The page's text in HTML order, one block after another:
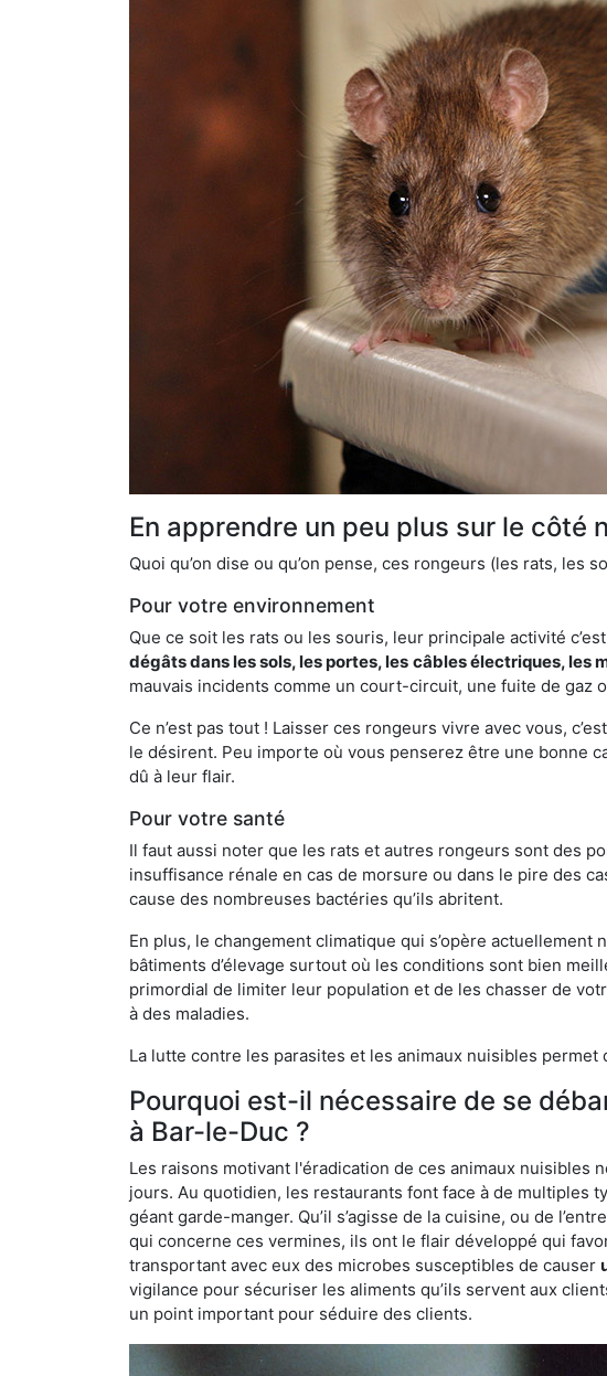
En apprendre un peu plus sur le côté
Quoi qu’on dise ou qu’on pense, ces rongeurs (les rats,
Pour votre environnement
Que ce soit les rats ou les souris, leur principale activité
dégâts dans les sols, les portes, les câbles électriques, les
mauvais incidents comme un court-circuit, une fuite de gaz
Ce n’est pas tout ! Laisser ces rongeurs vivre avec vous,
le désirent. Peu importe où vous penserez être une bonne
dû à leur flair.
Pour votre santé
Il faut aussi noter que les rats et autres rongeurs sont des
insuffisance rénale en cas de morsure ou dans le pire des
cause des nombreuses bactéries qu’ils abritent.
En plus, le changement climatique qui s’opère
bâtiments d’élevage surtout où les conditions sont bien
primordial de limiter leur population et de les chasser de
à des maladies.
La lutte contre les parasites et les animaux nuisibles
Pourquoi est-il nécessaire de se
à Bar-le-Duc ?
Les raisons motivant l'éradication de ces animaux nuisibles
jours. Au quotidien, les restaurants font face à de multiples
géant garde-manger. Qu’il s’agisse de la cuisine, ou de
qui concerne ces vermines, ils ont le flair développé qui
transportant avec eux des microbes susceptibles de causer
vigilance pour sécuriser les aliments qu’ils servent aux
un point important pour séduire des clients.